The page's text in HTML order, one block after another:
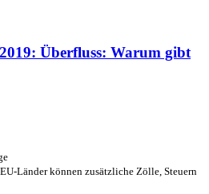
Überfluss: Warum gibt
Länder können zusätzliche Zölle, Steuern